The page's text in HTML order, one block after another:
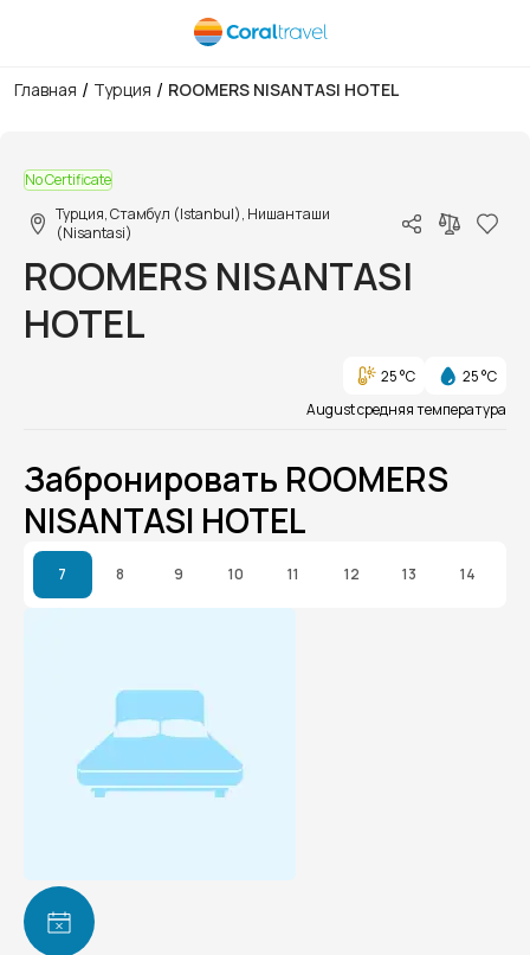
Главная / Турция / ROOMERS NISANTASI HOTEL
No Certificate
Турция, Стамбул (Istanbul), Нишанташи
(Nisantasi)
ROOMERS NISANTASI
HOTEL
25 °C
25 °C
August средняя температура
Забронировать ROOMERS
NISANTASI HOTEL
7 8 9 10 11 12 13 14